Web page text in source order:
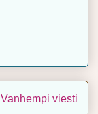
Vanhempi viesti